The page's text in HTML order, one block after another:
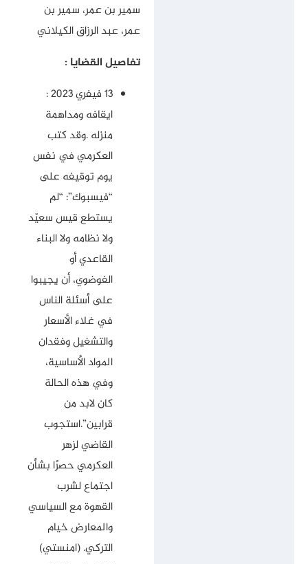
سمير بن عمر، سمير بن
عمر، عبد الرزاق الكيلاني
تفاصيل القضايا :
13 فيفري 2023 :
ايقافه ومداهمة
منزله .وقد كتب
العكرمي في نفس
يوم توقيفه على
“فيسبوك”: “لم
يستطع قيس سعيّد
ولا نظامه ولا البناء
القاعدي أو
الفوضوي، أن يجيبوا
على أسئلة الناس
في غلاء الأسعار
والتشغيل وفقدان
المواد الأساسية،
وفي هذه الحالة
كان لابد من
قرابين”.استجوب
القاضي لزهر
العكرمي حصرًا بشأن
اجتماع لشرب
القهوة مع السياسي
والمعارض خيام
التركي. (امنستي)